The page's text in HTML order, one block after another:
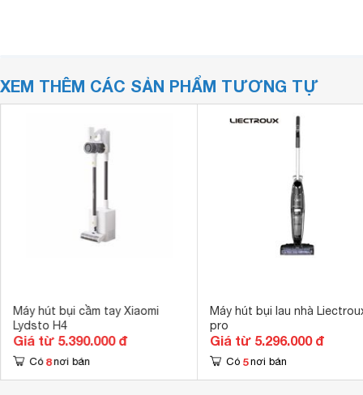
XEM THÊM CÁC SẢN PHẨM TƯƠNG TỰ
Máy hút bụi cầm tay Xiaomi
Lydsto H4
Giá từ 5.390.000 đ
Có 8 nơi bán
Máy hút bụi lau nhà
pro
Giá từ 5.296.000 đ
Có 5 nơi bán